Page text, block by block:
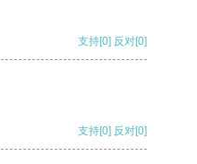
支持[0] 反对[0]
支持[0] 反对[0]